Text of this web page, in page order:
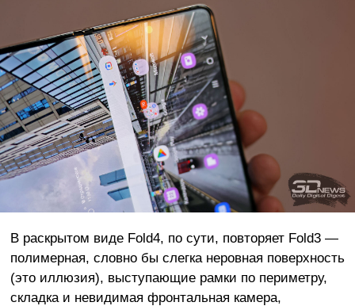
В раскрытом виде Fold4, по сути, повторяет Fold3 —
полимерная, словно бы слегка неровная поверхность
(это иллюзия), выступающие рамки по периметру,
складка и невидимая фронтальная камера,